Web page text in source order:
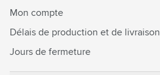
Mon compte
Délais de production et de livraison
Jours de fermeture